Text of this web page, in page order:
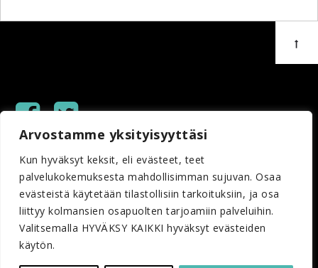
Arvostamme yksityisyyttäsi
Kun hyväksyt keksit, eli evästeet, teet
palvelukokemuksesta mahdollisimman sujuvan. Osaa
evästeistä käytetään tilastollisiin tarkoituksiin, ja osa
liittyy kolmansien osapuolten tarjoamiin palveluihin.
Valitsemalla HYVÄKSY KAIKKI hyväksyt evästeiden
käytön.
Copyright © 2023 Helsingin Sanomain Säätiö